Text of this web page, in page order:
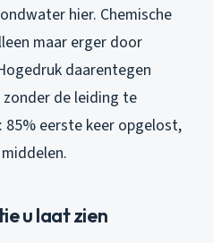
hier. Chemische
maar erger door
daarentegen
de leiding te
eerste keer opgelost,
u laat zien